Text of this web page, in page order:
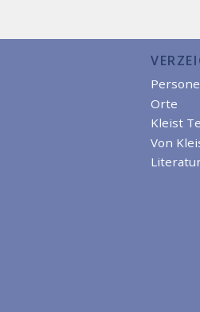
Orte
Kleist
Von